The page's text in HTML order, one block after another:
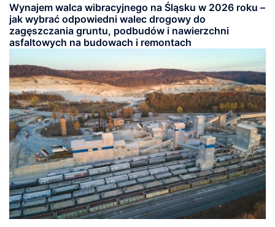
Wynajem walca wibracyjnego na Śląsku w 2026 roku –
jak wybrać odpowiedni walec drogowy do
zagęszczania gruntu, podbudów i nawierzchni
asfaltowych na budowach i remontach